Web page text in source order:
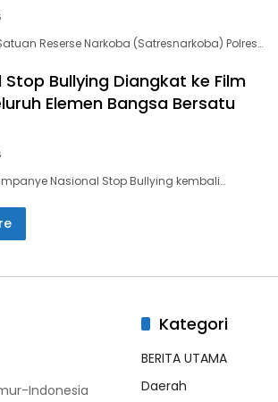
Satuan Reserse Narkoba (Satresnarkoba) Polres…
Bullying Diangkat ke Film
Elemen Bangsa Bersatu
Nasional Stop Bullying kembali…
Indonesia
Kategori
BERITA UTAMA
Daerah